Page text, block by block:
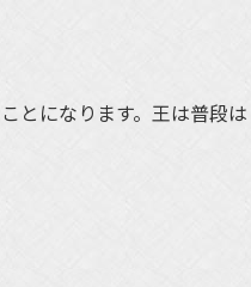
とになります。王は普段は